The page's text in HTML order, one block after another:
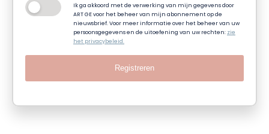
Ik ga akkoord met de verwerking van mijn gegevens door
ART GE voor het beheer van mijn abonnement op de
nieuwsbrief. Voor meer informatie over het beheer van uw
persoonsgegevens en de uitoefening van uw rechten: zie
het privacybeleid.
Registreren